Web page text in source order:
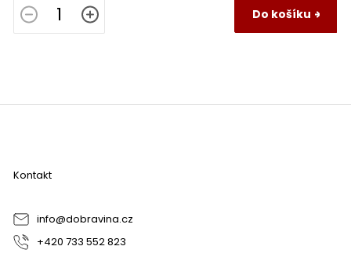
Do košíku
Z
Kontakt
info@dobravina.cz
+420 733 552 823